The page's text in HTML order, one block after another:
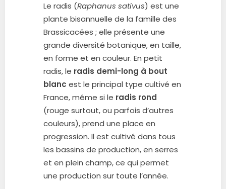
Le radis (Raphanus sativus) est une
plante bisannuelle de la famille des
Brassicacées ; elle présente une
grande diversité botanique, en taille,
en forme et en couleur. En petit
radis, le radis demi-long à bout
blanc est le principal type cultivé en
France, même si le radis rond
(rouge surtout, ou parfois d’autres
couleurs), prend une place en
progression. Il est cultivé dans tous
les bassins de production, en serres
et en plein champ, ce qui permet
une production sur toute l’année.